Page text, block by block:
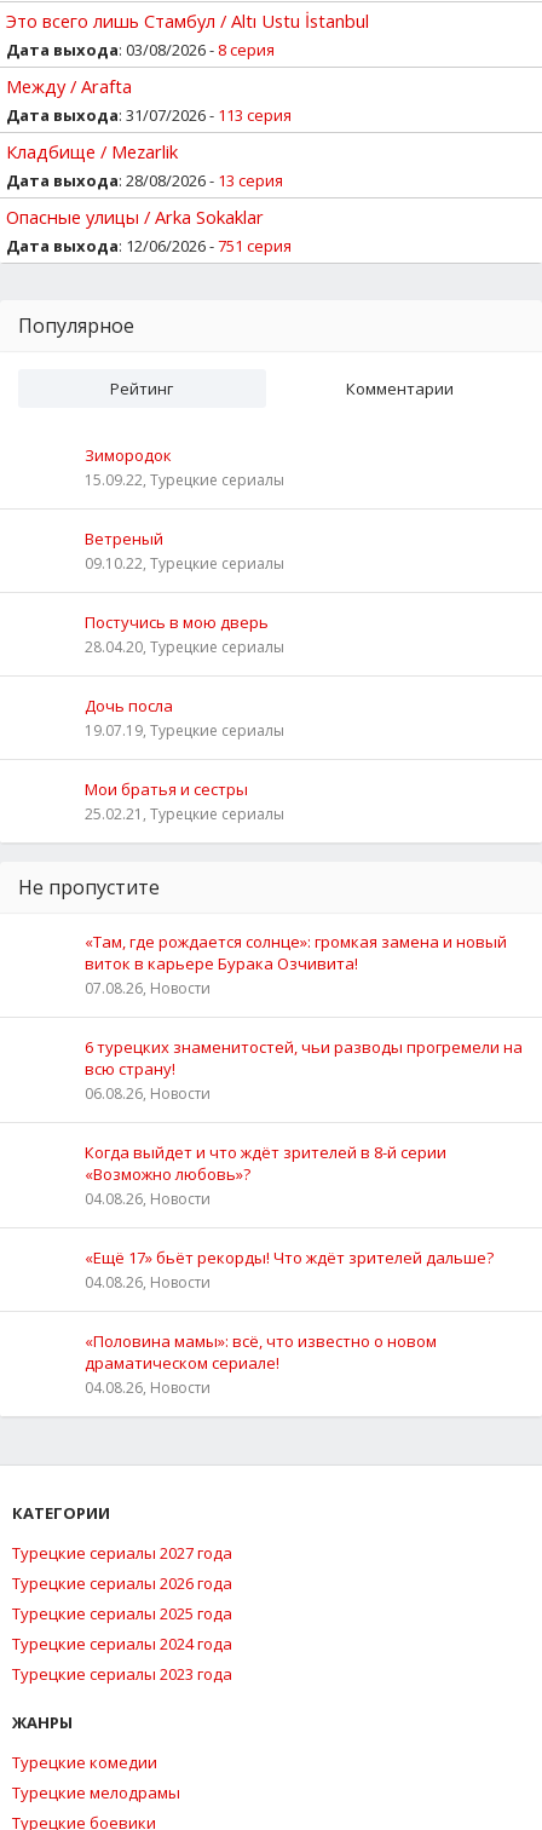
Это всего лишь Стамбул / Altı Ustu İstanbul
Дата выхода: 03/08/2026 - 8 серия
Между / Arafta
Дата выхода: 31/07/2026 - 113 серия
Кладбище / Mezarlik
Дата выхода: 28/08/2026 - 13 серия
Опасные улицы / Arka Sokaklar
Дата выхода: 12/06/2026 -751 серия
Популярное
Рейтинг Комментарии
Зимородок
15.09.22, Турецкие сериалы
Ветреный
09.10.22, Турецкие сериалы
Постучись в мою дверь
28.04.20, Турецкие сериалы
Дочь посла
19.07.19, Турецкие сериалы
Мои братья и сестры
25.02.21, Турецкие сериалы
Не пропустите
«Там, где рождается солнце»: громкая замена и новый
виток в карьере Бурака Озчивита!
07.08.26, Новости
6 турецких знаменитостей, чьи разводы прогремели на
всю страну!
06.08.26, Новости
Когда выйдет и что ждёт зрителей в 8-й серии
«Возможно любовь»?
04.08.26, Новости
«Ещё 17» бьёт рекорды! Что ждёт зрителей дальше?
04.08.26, Новости
«Половина мамы»: всё, что известно о новом
драматическом сериале!
04.08.26, Новости
КАТЕГОРИИ
Турецкие сериалы 2027 года
Турецкие сериалы 2026 года
Турецкие сериалы 2025 года
Турецкие сериалы 2024 года
Турецкие сериалы 2023 года
ЖАНРЫ
Турецкие комедии
Турецкие мелодрамы
Турецкие боевики